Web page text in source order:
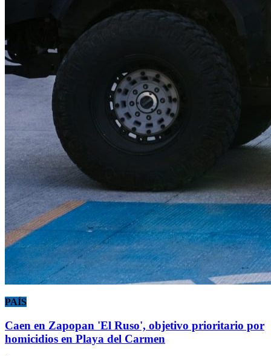
PAÍS
Caen en Zapopan 'El Ruso', objetivo prioritario por
homicidios en Playa del Carmen